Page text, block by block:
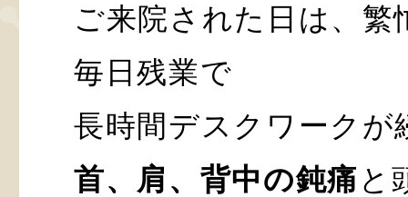
ご来院された日は、繁
毎日残業で
長時間デスクワークが
首、肩、背中の鈍痛 と